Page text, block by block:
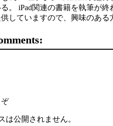
。 iPad関連の書籍を執筆が
していますので、興味のある
は公開されません。